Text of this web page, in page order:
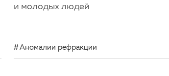
и молодых людей
Аномалии рефракции